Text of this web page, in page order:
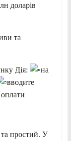
доларів
та
Дія:
на
вводите
оплати
простий. У